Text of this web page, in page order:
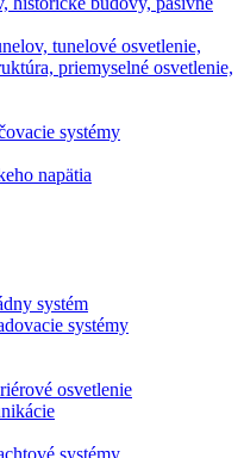
tunelové osvetlenie,
priemyselné osvetlenie,
systémy
napätia
systém
systémy
osvetlenie
systémy